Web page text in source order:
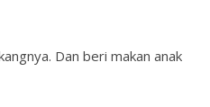
Dan beri makan anak